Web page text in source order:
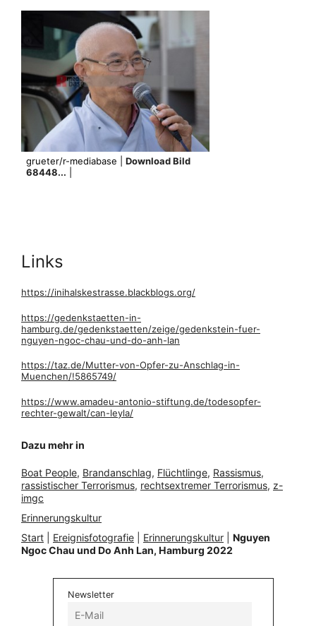
grueter/r-mediabase | Download Bild
68448...
Links
https://inihalskestrasse.blackblogs.org/
https://gedenkstaetten-in-
hamburg.de/gedenkstaetten/zeige/gedenkstein-fuer-
nguyen-ngoc-chau-und-do-anh-lan
https://taz.de/Mutter-von-Opfer-zu-Anschlag-in-
Muenchen/!5865749/
https://www.amadeu-antonio-stiftung.de/todesopfer-
rechter-gewalt/can-leyla/
Dazu mehr in
Boat People, Brandanschlag, Flüchtlinge, Rassismus
rassistischer Terrorismus, rechtsextremer Terrorismus, z-
imgc
Erinnerungskultur
Start
Ereignisfotografie Erinnerungskultur
Nguyen
Ngoc Chau und Do Anh Lan, Hamburg 2022
Newsletter